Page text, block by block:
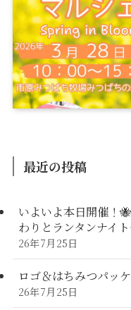
最近の投稿
いよいよ本日開催！
わりとランタンナイト
26年7月25日
ロゴ＆はちみつパッ
26年7月25日